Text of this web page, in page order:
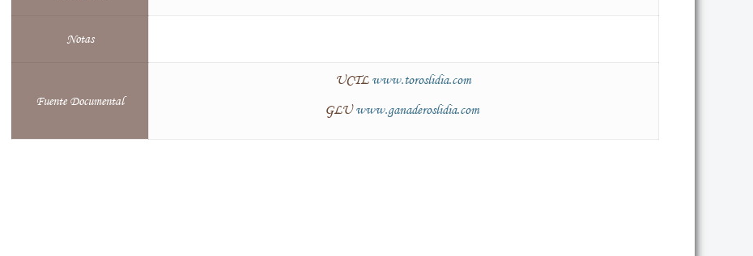
Notas
Fuente Documental
UCTL www.toroslidia.com
GLUwww.ganaderoslidia.com